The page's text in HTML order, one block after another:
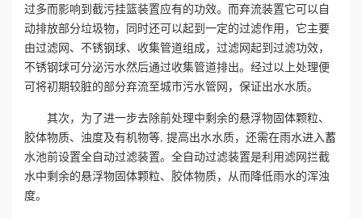
程
过多而影响到截污挂篮装置应有的功效。而弃流装置它可以自
动排放部分垃圾物，同时还可以起到一定的过滤作用，它主要
由过滤网、不锈钢球、收集管道组成，过滤网起到过滤功效，
不锈钢球可分泌污水然后通过收集管道排出。经过以上处理便
可将初期较脏的部分弃流至城市污水管网，保证出水水质。
其次，为了进一步去除前处理中剩余的悬浮物固体颗粒、
胶体物质、浊度及有机物等, 提高出水水质，还需在雨水进入蓄
水池前设置全自动过滤装置。全自动过滤装置是利用滤网拦截
水中剩余的悬浮物固体颗粒、胶体物质，从而降低雨水的浑浊
度。